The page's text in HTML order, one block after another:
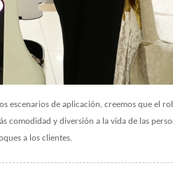
escenarios de aplicación, creemos que el
y diversión a la vida de las
a los clientes.